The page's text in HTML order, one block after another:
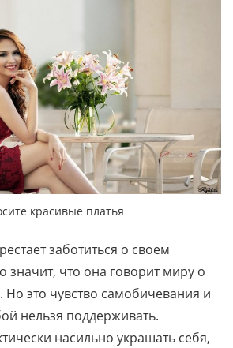
красивые платья
заботиться о своем
значит, что она говорит миру о
Но это чувство самобичевания и
нельзя поддерживать.
насильно украшать себя,